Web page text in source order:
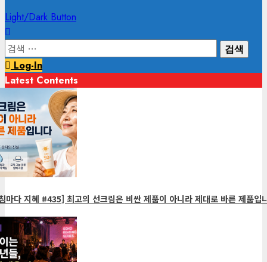
Light/Dark Button
검
색:Log-In
Latest Contents
다 지혜 #435] 최고의 선크림은 비싼 제품이 아니라 제대로 바른 제품입